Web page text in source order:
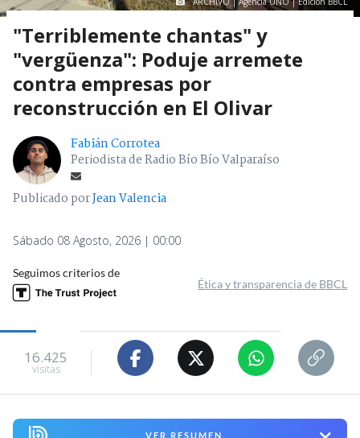
"Terriblemente chantas" y
"vergüenza": Poduje arremete
contra empresas por
reconstrucción en El Olivar
Fabián Corrotea
Periodista de Radio Bío Bío Valparaíso
Publicado porJean Valencia
Sábado 08 Agosto, 2026 | 00:00
Seguimos criterios de
Ética y transparencia de BBCL
16.425
visitas
VER RESUMEN